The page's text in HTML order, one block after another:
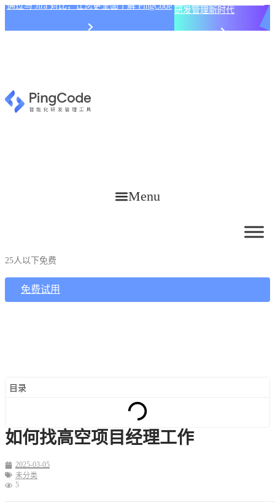
通过与 Jira 对比，让您更全面了解 PingCode 研发管理新时代
Menu
25人以下免费
免费试用
目录
如何找高空项目经理工作
2025-03-05
未分类
5